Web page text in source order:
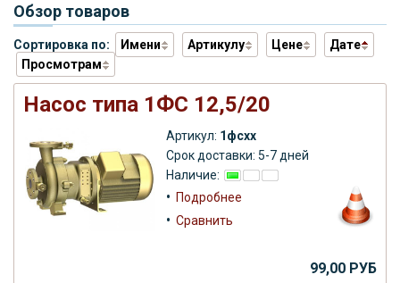
Обзор товаров
Сортировка по: Имени Артикулу Цене
Дате
Просмотрам
Насос типа 1ФС 12,5/20
Артикул: 1фсхх
Срок доставки: 5-7 дней
Наличие:
• Подробнее
• Сравнить
99,00 РУБ